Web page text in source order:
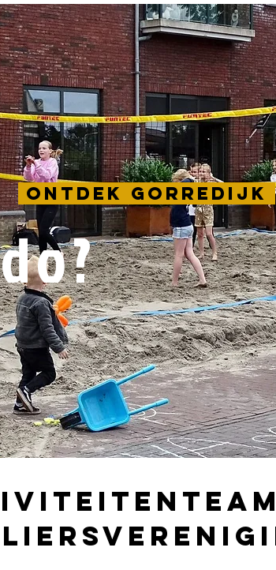
Ontdek Gorredijk